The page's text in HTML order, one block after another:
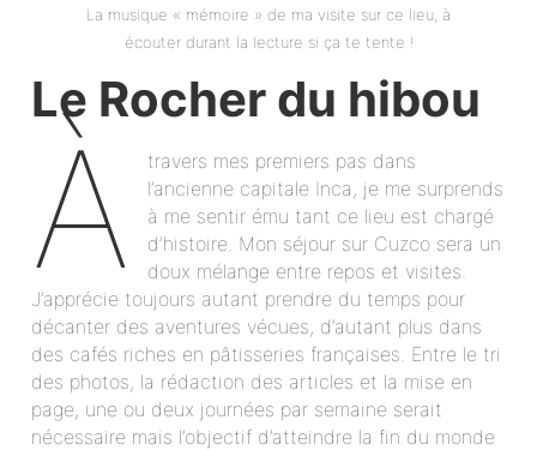
La musique « mémoire » de ma visite sur ce lieu, à
écouter durant la lecture si ça te tente !
Le Rocher du hibou
À
travers mes premiers pas dans
l’ancienne capitale Inca, je me surprends
à me sentir ému tant ce lieu est chargé
d’histoire. Mon séjour sur Cuzco sera un
doux mélange entre repos et visites.
J’apprécie toujours autant prendre du temps pour
décanter des aventures vécues, d’autant plus dans
des cafés riches en pâtisseries françaises. Entre le tri
des photos, la rédaction des articles et la mise en
page, une ou deux journées par semaine serait
nécessaire mais l’objectif d’atteindre la fin du monde